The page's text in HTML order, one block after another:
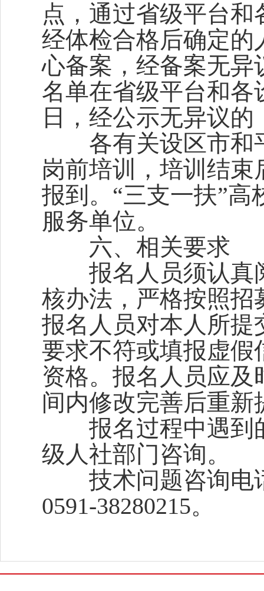
点，通过省级平台
经体检合格后确定的
心备案，经备案无异
名单在省级平台和各
日，经公示无异议
各有关设区市和
岗前培训，培训结束
报到。“三支一扶”
服务单位。
六、相关要求
报名人员须认真
核办法，严格按照招
报名人员对本人所提
要求不符或填报虚假
资格。报名人员应
间内修改完善后重新
报名过程中遇到
级人社部门咨询。
技术问题咨询电话
0591-38280215。